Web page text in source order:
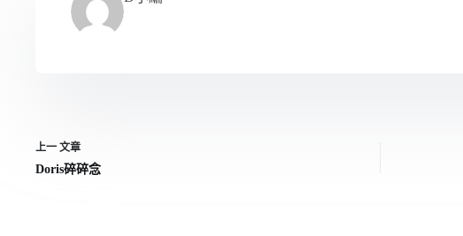
上一 文章
Doris碎碎念